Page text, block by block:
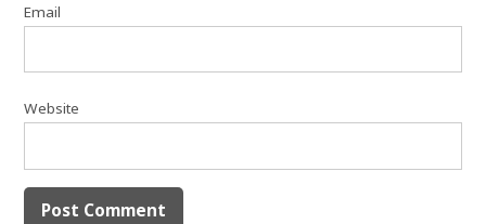
Email
Website